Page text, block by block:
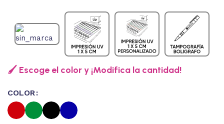
🖌️ Escoge el color y ¡Modifica la cantidad!
COLOR